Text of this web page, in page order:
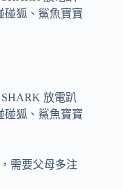
需要父母多注